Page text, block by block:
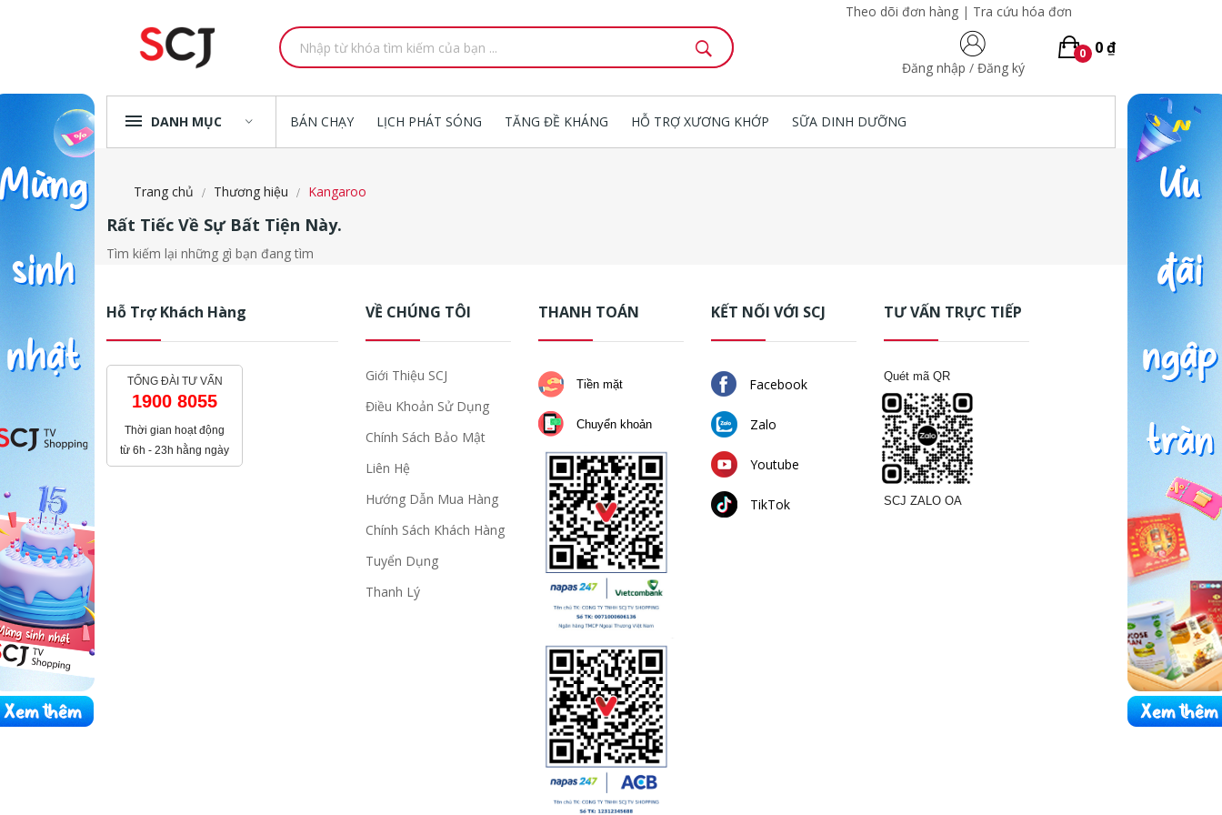
Theo dõi đơn hàng | Tra cứu hóa đơn
0 0 ₫
Đăng nhập /Đăng ký
DANH MỤC BÁN CHẠY LỊCH PHÁT SÓNG TĂNG ĐỀ KHÁNG HỖ TRỢ XƯƠNG KHỚP SỮA DINH DƯỠNG
Trang chủ Thương hiệu Kangaroo
Rất Tiếc Về Sự Bất Tiện Này.
Tìm kiếm lại những gì bạn đang tìm
Hỗ Trợ Khách Hàng
TỔNG ĐÀI TƯ VẤN
1900 8055
Thời gian hoạt động
từ 6h - 23h hằng ngày
VỀ CHÚNG TÔI
Giới Thiệu SCJ
Điều Khoản Sử Dụng
Chính Sách Bảo Mật
Liên Hệ
Hướng Dẫn Mua Hàng
Chính Sách Khách Hàng
Tuyển Dụng
Thanh Lý
THANH TOÁN
Tiền mặt
Chuyển khoản
KẾT NỐI VỚI SCJ
Facebook
Zalo
Youtube
TikTok
TƯ VẤN TRỰC TIẾP
Quét mã QR
SCJ ZALO OA